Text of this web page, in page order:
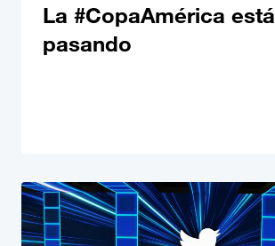
La #CopaAmérica está
pasando